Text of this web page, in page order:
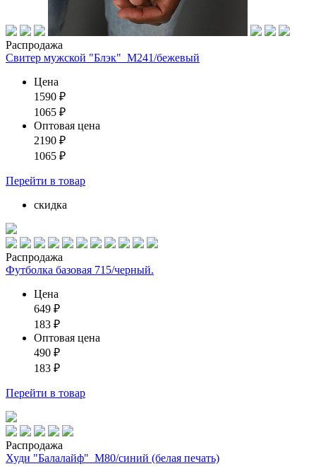
Распродажа
Свитер мужской "Блэк"_М241/бежевый
Цена
1590 ₽
1065 ₽
Оптовая цена
2190 ₽
1065 ₽
Перейти в товар
скидка
Распродажа
Футболка базовая 715/черный.
Цена
649 ₽
183 ₽
Оптовая цена
490 ₽
183 ₽
Перейти в товар
Распродажа
Худи "Балалайф"_М80/синий (белая печать)